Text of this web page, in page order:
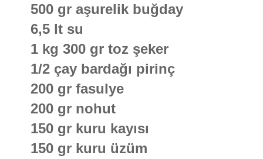
500 gr aşurelik buğday
6,5 lt su
1 kg 300 gr toz şeker
1/2 çay bardağı pirinç
200 gr fasulye
200 gr nohut
150 gr kuru kayısı
150 gr kuru üzüm